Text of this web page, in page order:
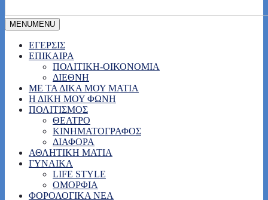
MENUMENU
ΕΓΕΡΣΙΣ
ΕΠΙΚΑΙΡΑ
ΠΟΛΙΤΙΚΗ-ΟΙΚΟΝΟΜΙΑ
ΔΙΕΘΝΗ
ΜΕ ΤΑ ΔΙΚΑ ΜΟΥ ΜΑΤΙΑ
Η ΔΙΚΗ ΜΟΥ ΦΩΝΗ
ΠΟΛΙΤΙΣΜΟΣ
ΘΕΑΤΡΟ
ΚΙΝΗΜΑΤΟΓΡΑΦΟΣ
ΔΙΑΦΟΡΑ
ΑΘΛΗΤΙΚΗ ΜΑΤΙΑ
ΓΥΝΑΙΚΑ
LIFE STYLE
ΟΜΟΡΦΙΑ
ΦΟΡΟΛΟΓΙΚΑ ΝΕΑ